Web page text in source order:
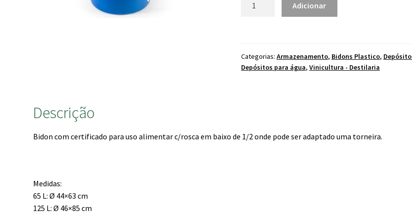
Metálica
Adicionar
Categorias: Armazenamento, Bidons Plastico,
Depósitos para água, Vinicultura - Destilaria
Descrição
Bidon com certificado para uso alimentar c/rosca em baixo de 1/2 onde pode ser adaptado uma torneira.
Medidas:
65 L: Ø 44×63 cm
125 L: Ø 46×85 cm